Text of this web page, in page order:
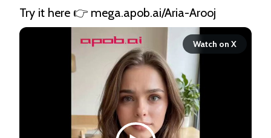
Try it here 👉 mega.apob.ai/Aria-Arooj
Watch on X